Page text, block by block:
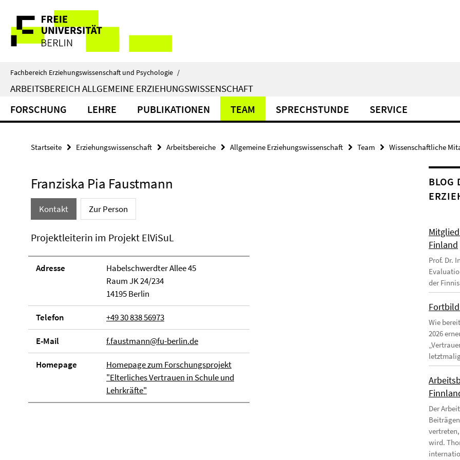
direkt
Inhalt
Service-
Navigation
Fachbereich Erziehungswissenschaft und Psychologie /
ARBEITSBEREICH ALLGEMEINE ERZIEHUNGSWISSENSCHAFT
FORSCHUNG LEHRE PUBLIKATIONEN TEAM SPRECHSTUNDE SERVICE
Startseite Erziehungswissenschaft Arbeitsbereiche Allgemeine Erziehungswissenschaft Team Wissenschaftliche
Franziska Pia Faustmann
Kontakt Zur Person
Projektleiterin im Projekt ElViSuL
Adresse
Habelschwerdter Allee 45
Raum JK 24/234
14195 Berlin
Telefon +49 30 838 56973
E-Mail f.faustmann@fu-berlin.de
Homepage
Homepage zum Forschungsprojekt
"Elterliches Vertrauen in Schule und
Lehrkräfte"
BLOG
Finland
Prof. Dr.
der
Wie
2026
Der
wird.